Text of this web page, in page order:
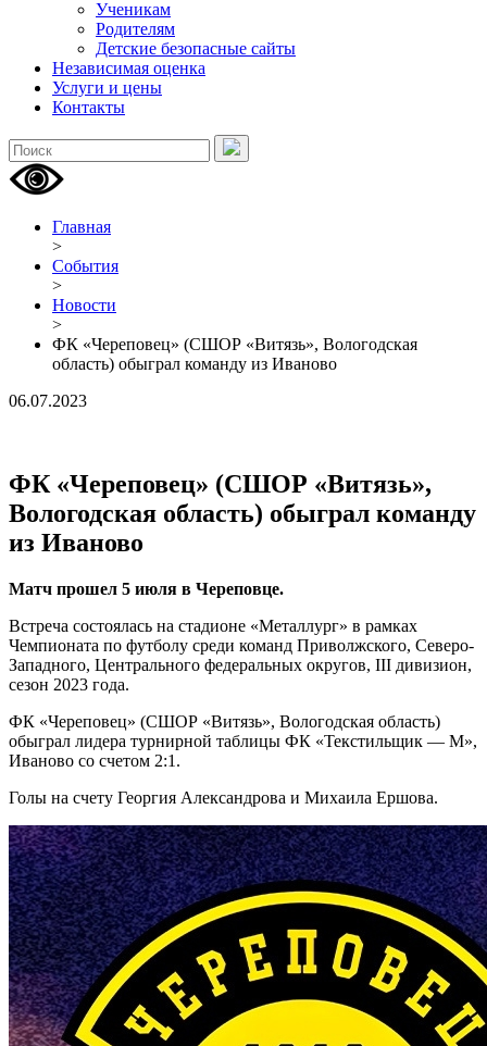
Ученикам
Родителям
Детские безопасные сайты
Независимая оценка
Услуги и цены
Контакты
Главная
>
События
>
Новости
>
ФК «Череповец» (СШОР «Витязь», Вологодская
область) обыграл команду из Иваново
06.07.2023
ФК «Череповец» (СШОР «Витязь»,
Вологодская область) обыграл команду
из Иваново
Матч прошел 5 июля в Череповце.
Встреча состоялась на стадионе «Металлург» в рамках
Чемпионата по футболу среди команд Приволжского, Северо-
Западного, Центрального федеральных округов, III дивизион,
сезон 2023 года.
ФК «Череповец» (СШОР «Витязь», Вологодская область)
обыграл лидера турнирной таблицы ФК «Текстильщик — М»,
Иваново со счетом 2:1.
Голы на счету Георгия Александрова и Михаила Ершова.